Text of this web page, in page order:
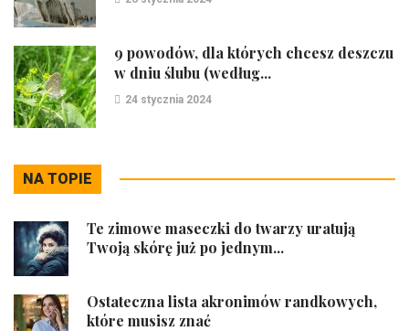
9 powodów, dla których chcesz deszczu
w dniu ślubu (według...
24 stycznia 2024
NA TOPIE
Te zimowe maseczki do twarzy uratują
Twoją skórę już po jednym...
Ostateczna lista akronimów randkowych,
które musisz znać